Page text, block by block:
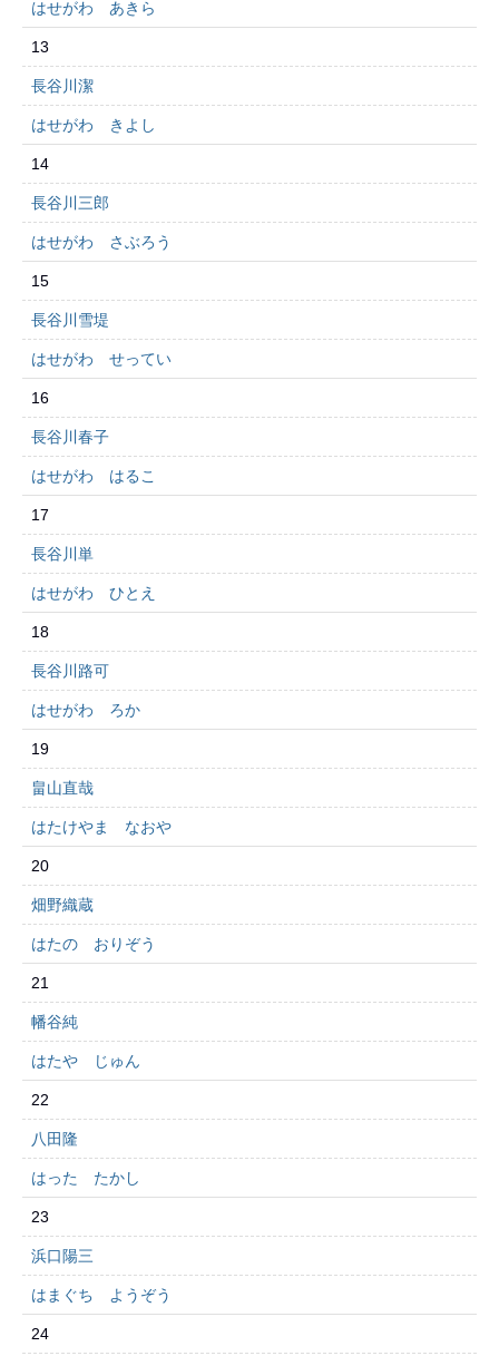
はせがわ あきら
13
長谷川潔
はせがわ きよし
14
長谷川三郎
はせがわ さぶろう
15
長谷川雪堤
はせがわ せってい
16
長谷川春子
はせがわ はるこ
17
長谷川単
はせがわ ひとえ
18
長谷川路可
はせがわ ろか
19
畠山直哉
はたけやま なおや
20
畑野織蔵
はたの おりぞう
21
幡谷純
はたや じゅん
22
八田隆
はった たかし
23
浜口陽三
はまぐち ようぞう
24